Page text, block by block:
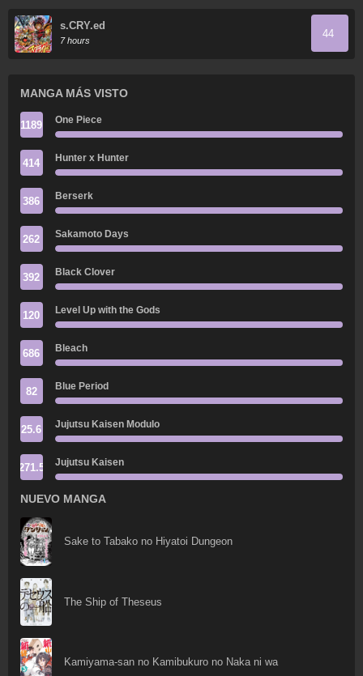
s.CRY.ed
7 hours
44
MANGA MÁS VISTO
1189 One Piece
414 Hunter x Hunter
386 Berserk
262 Sakamoto Days
392 Black Clover
120 Level Up with the Gods
686 Bleach
82 Blue Period
25.6 Jujutsu Kaisen Modulo
271.5 Jujutsu Kaisen
NUEVO MANGA
Sake to Tabako no Hiyatoi Dungeon
The Ship of Theseus
Kamiyama-san no Kamibukuro no Naka ni wa